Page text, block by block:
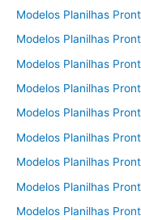
Modelos Planilhas
Modelos Planilhas
Modelos Planilhas
Modelos Planilhas
Modelos Planilhas
Modelos Planilhas
Modelos Planilhas
Modelos Planilhas
Modelos Planilhas